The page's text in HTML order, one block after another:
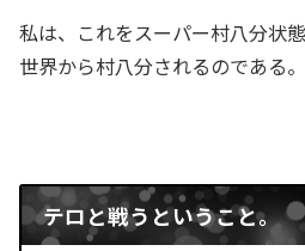
私は、これをスーパー村八分状態
世界から村八分されるのである。
テロと戦うということ。